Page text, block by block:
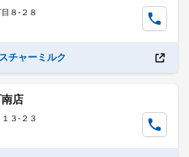
８-２８
チャーミルク
南店
３-２３